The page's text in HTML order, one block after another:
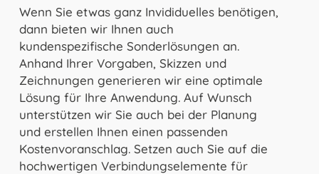
Wenn Sie etwas ganz Invididuelles benötigen,
dann bieten wir Ihnen auch
kundenspezifische Sonderlösungen an.
Anhand Ihrer Vorgaben, Skizzen und
Zeichnungen generieren wir eine optimale
Lösung für Ihre Anwendung. Auf Wunsch
unterstützen wir Sie auch bei der Planung
und erstellen Ihnen einen passenden
Kostenvoranschlag. Setzen auch Sie auf die
hochwertigen Verbindungselemente für